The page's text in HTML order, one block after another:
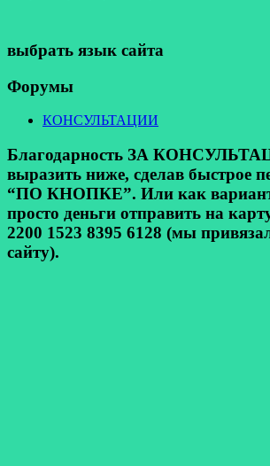
выбрать язык сайта
Форумы
КОНСУЛЬТАЦИИ
Благодарность ЗА
выразить ниже, сделав быстрое
“ПО КНОПКЕ”. Или как
просто деньги отправить на
2200 1523 8395 6128 (мы
сайту).